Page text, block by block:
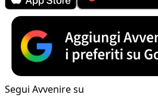
Segui Avvenire su